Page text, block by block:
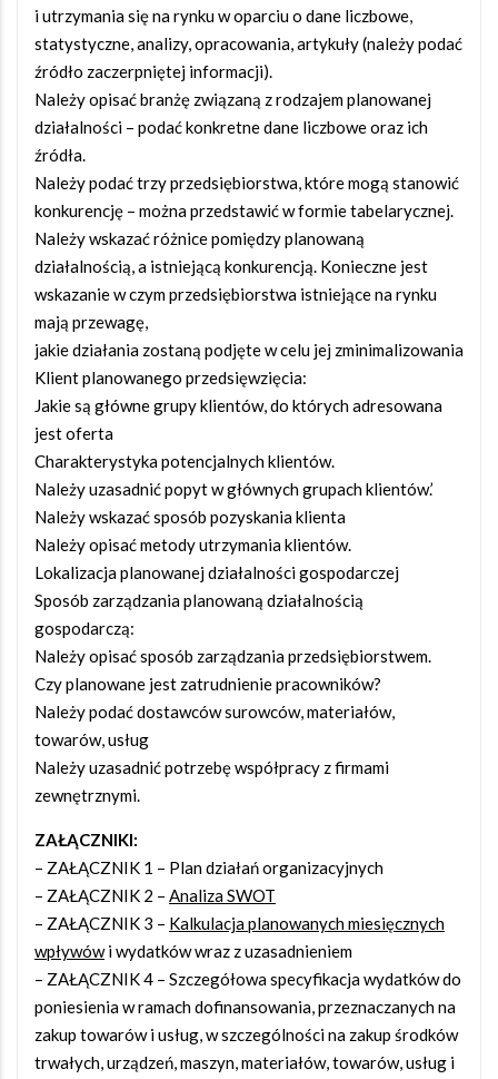
i utrzymania się na rynku w oparciu o dane liczbowe,
statystyczne, analizy, opracowania, artykuły (należy podać
źródło zaczerpniętej informacji).
Należy opisać branżę związaną z rodzajem planowanej
działalności – podać konkretne dane liczbowe oraz ich
źródła.
Należy podać trzy przedsiębiorstwa, które mogą stanowić
konkurencję – można przedstawić w formie tabelarycznej.
Należy wskazać różnice pomiędzy planowaną
działalnością, a istniejącą konkurencją. Konieczne jest
wskazanie w czym przedsiębiorstwa istniejące na rynku
mają przewagę,
jakie działania zostaną podjęte w celu jej zminimalizowania
Klient planowanego przedsięwzięcia:
Jakie są główne grupy klientów, do których adresowana
jest oferta
Charakterystyka potencjalnych klientów.
Należy uzasadnić popyt w głównych grupach klientów.’
Należy wskazać sposób pozyskania klienta
Należy opisać metody utrzymania klientów.
Lokalizacja planowanej działalności gospodarczej
Sposób zarządzania planowaną działalnością
gospodarczą:
Należy opisać sposób zarządzania przedsiębiorstwem.
Czy planowane jest zatrudnienie pracowników?
Należy podać dostawców surowców, materiałów,
towarów, usług
Należy uzasadnić potrzebę współpracy z firmami
zewnętrznymi.
ZAŁĄCZNIKI:
– ZAŁĄCZNIK 1 – Plan działań organizacyjnych
– ZAŁĄCZNIK 2 – Analiza SWOT
– ZAŁĄCZNIK 3 – Kalkulacja planowanych miesięcznych
wpływówi wydatków wraz z uzasadnieniem
– ZAŁĄCZNIK 4 – Szczegółowa specyfikacja wydatków do
poniesienia w ramach dofinansowania, przeznaczanych na
zakup towarów i usług, w szczególności na zakup środków
trwałych, urządzeń, maszyn, materiałów, towarów, usług i